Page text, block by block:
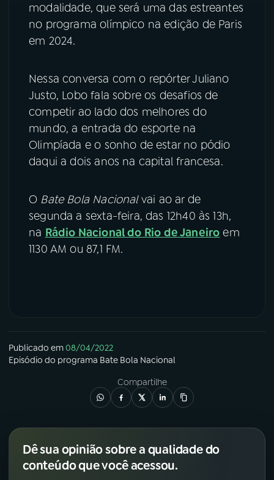
Instagram X
modalidade, que será uma das estreantes
no programa olímpico na edição de Paris
em 2024.
Nessa conversa com o repórter Juliano
Justo, Lobo fala sobre os desafios de
competir ao lado dos melhores do
mundo, a entrada do esporte na
Olimpíada e o sonho de estar no pódio
daqui a dois anos na capital francesa.
O Bate Bola Nacionalvai ao ar de
segunda a sexta-feira, das 12h40 às 13h,
na Rádio Nacional do Rio de Janeiro em
1130 AM ou 87,1 FM.
Publicado em08/04/2022
Episódio do programa Bate Bola Nacional
Compartilhe
Dê sua opinião sobre a qualidade do
conteúdo que você acessou.